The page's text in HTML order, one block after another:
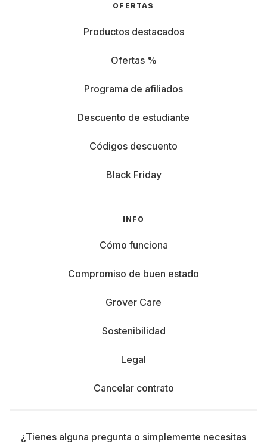
OFERTAS
Productos destacados
Ofertas %
Programa de afiliados
Descuento de estudiante
Códigos descuento
Black Friday
INFO
Cómo funciona
Compromiso de buen estado
Grover Care
Sostenibilidad
Legal
Cancelar contrato
¿Tienes alguna pregunta o simplemente necesitas